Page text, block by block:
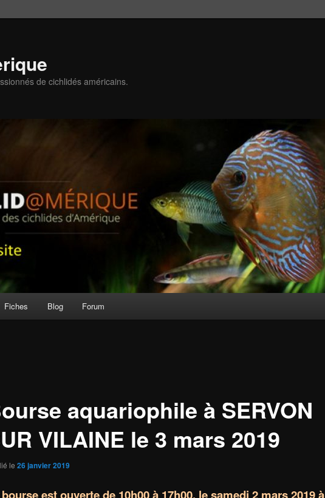
de cichlidés américains.
Fiches Blog Forum
aquariophile à SERVON
VILAINE le 3 mars 2019
le 26 janvier 2019
est ouverte de 10h00 à 17h00, le samedi 2 mars 2019 à